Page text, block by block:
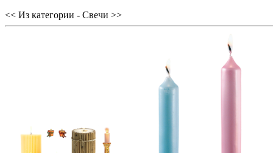
<< Из категории - Свечи >>